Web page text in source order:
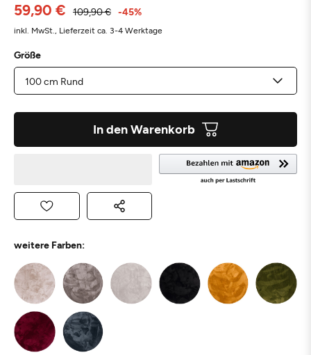
59,90 € 109,90 € -45%
inkl. MwSt., Lieferzeit ca. 3-4 Werktage
Größe
In den Warenkorb
weitere Farben: